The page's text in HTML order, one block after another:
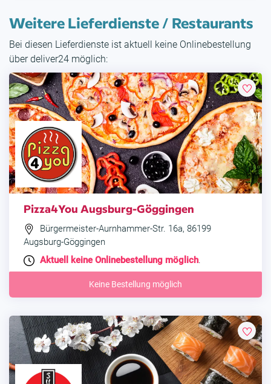
Weitere Lieferdienste / Restaurants
Bei diesen Lieferdienste ist aktuell keine Onlinebestellung
über deliver24 möglich:
Pizza4You Augsburg-Göggingen
Bürgermeister-Aurnhammer-Str. 16a, 86199
Augsburg-Göggingen
Aktuell keine Onlinebestellung möglich.
Keine Bestellung möglich